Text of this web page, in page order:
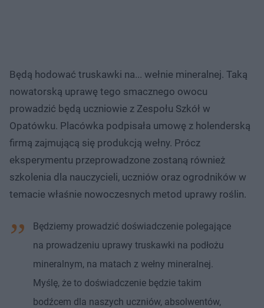
Będą hodować truskawki na... wełnie mineralnej. Taką
nowatorską uprawę tego smacznego owocu
prowadzić będą uczniowie z Zespołu Szkół w
Opatówku. Placówka podpisała umowę z holenderską
firmą zajmującą się produkcją wełny. Prócz
eksperymentu przeprowadzone zostaną również
szkolenia dla nauczycieli, uczniów oraz ogrodników w
temacie właśnie nowoczesnych metod uprawy roślin.
Będziemy prowadzić doświadczenie polegające
na prowadzeniu uprawy truskawki na podłożu
mineralnym, na matach z wełny mineralnej.
Myślę, że to doświadczenie będzie takim
bodźcem dla naszych uczniów, absolwentów,